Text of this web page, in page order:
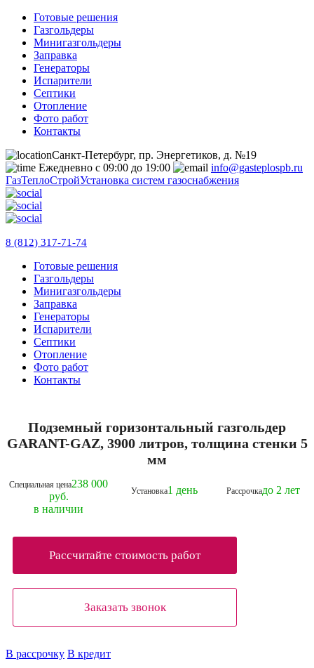
Готовые решения
Газгольдеры
Минигазгольдеры
Заправка
Генераторы
Испарители
Септики
Отопление
Фото работ
Контакты
Санкт-Петербург, пр. Энергетиков, д. №19
Ежедневно с 09:00 до 19:00
info@gasteplospb.ru
ГазТеплоСтройУстановка систем газоснабжения
8 (812) 317-71-74
Готовые решения
Газгольдеры
Минигазгольдеры
Заправка
Генераторы
Испарители
Септики
Отопление
Фото работ
Контакты
Подземный горизонтальный газгольдер
GARANT-GAZ, 3900 литров, толщина стенки 5
мм
Специальная цена238 000
руб.
Установка1 день Рассрочкадо 2 лет
в наличии
Рассчитайте стоимость работ
Заказать звонок
В рассрочку В кредит